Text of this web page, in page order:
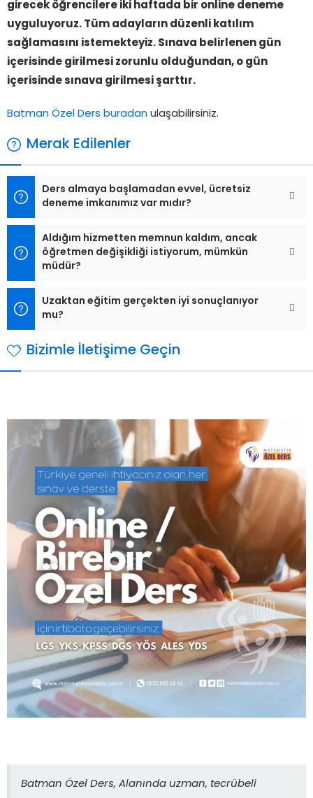
girecek öğrencilere iki haftada bir online deneme
uyguluyoruz. Tüm adayların düzenli katılım
sağlamasını istemekteyiz. Sınava belirlenen gün
içerisinde girilmesi zorunlu olduğundan, o gün
içerisinde sınava girilmesi şarttır.
Batman Özel Ders buradan ulaşabilirsiniz.
Merak Edilenler
Ders almaya başlamadan evvel, ücretsiz
deneme imkanımız var mıdır?
Aldığım hizmetten memnun kaldım, ancak
öğretmen değişikliği istiyorum, mümkün
müdür?
Uzaktan eğitim gerçekten iyi sonuçlanıyor
mu?
Bizimle İletişime Geçin
Batman Özel Ders, Alanında uzman, tecrübeli